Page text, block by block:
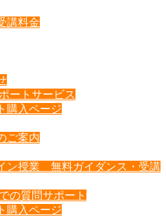
講料金
ートサービス
購入ページ
ご案内
ン授業 無料ガイダンス・受講
の質問サポート
購入ページ